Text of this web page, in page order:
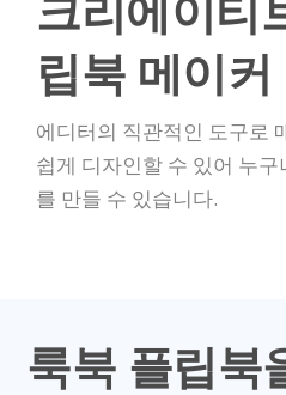
립북 메이커
에디터의 직관적인 도구로
쉽게 디자인할 수 있어 누
를 만들 수 있습니다.
룩북 플립북